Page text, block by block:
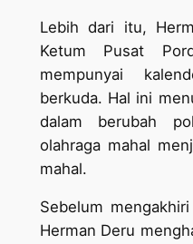
Lebih dari itu,
Ketum Pusat
mempunyai
berkuda. Hal ini
dalam berubah
olahraga mahal
mahal.
Sebelum
Herman Deru